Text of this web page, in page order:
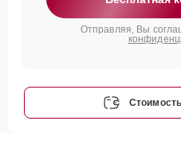
Отправляя, Вы